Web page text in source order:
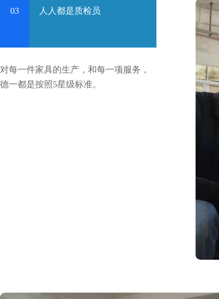
03 人人都是质检员
对每一件家具的生产，和每一项服务，
德一都是按照5星级标准。